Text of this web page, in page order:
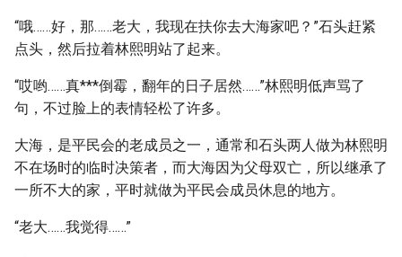
“哦……好，那……老大，我现在扶你去大海家吧？”石头赶紧
点头，然后拉着林熙明站了起来。
“哎哟……真***倒霉，翻年的日子居然……”林熙明低声骂了
句，不过脸上的表情轻松了许多。
大海，是平民会的老成员之一，通常和石头两人做为林熙明
不在场时的临时决策者，而大海因为父母双亡，所以继承了
一所不大的家，平时就做为平民会成员休息的地方。
“老大……我觉得……”